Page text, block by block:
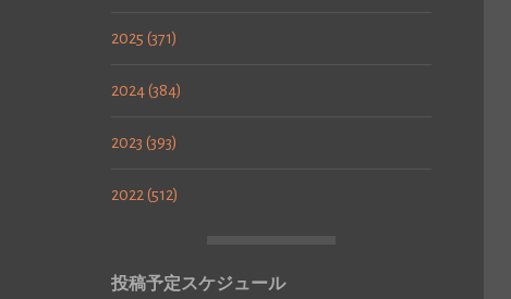
2025 (371)
2024 (384)
2023 (393)
2022 (512)
投稿予定スケジュール